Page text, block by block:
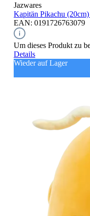
Jazwares
Kapitän Pikachu (20cm)
EAN: 0191726763079
Um dieses Produkt zu
Details
Wieder auf Lager